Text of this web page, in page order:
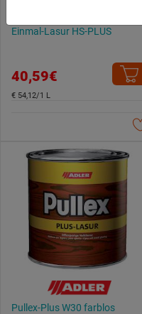
Einmal-Lasur HS-PLUS
40,59€
€ 54,12/1 L
Pullex-Plus W30 farblos
Konfigurieren" kannst
du zulassen möchtest
Weitere Informationen